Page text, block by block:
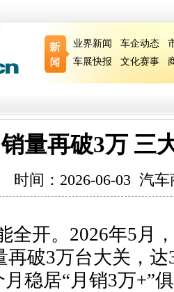
业界新闻 车企动态
车展快报
文化赛事
量再破3万 三
时间：2026-06-03 汽车
全开。 2026年5月
再破3万台大关，达
月稳居“月销3万+”